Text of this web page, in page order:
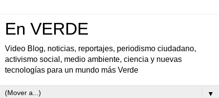
En VERDE
Video Blog, noticias, reportajes, periodismo ciudadano,
activismo social, medio ambiente, ciencia y nuevas
tecnologías para un mundo más Verde
▼